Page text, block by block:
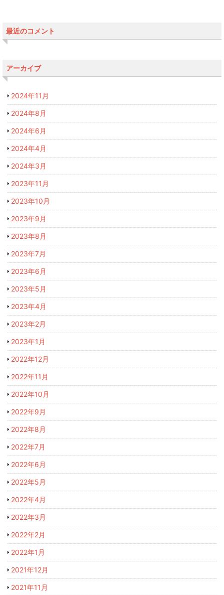
最近のコメント
アーカイブ
2024年11月
2024年8月
2024年6月
2024年4月
2024年3月
2023年11月
2023年10月
2023年9月
2023年8月
2023年7月
2023年6月
2023年5月
2023年4月
2023年2月
2023年1月
2022年12月
2022年11月
2022年10月
2022年9月
2022年8月
2022年7月
2022年6月
2022年5月
2022年4月
2022年3月
2022年2月
2022年1月
2021年12月
2021年11月